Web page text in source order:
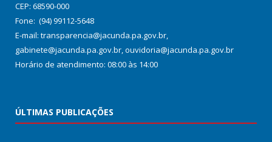
CEP: 68590-000
Fone: (94) 99112-5648
E-mail: transparencia@jacunda.pa.gov.br,
gabinete@jacunda.pa.gov.br, ouvidoria@jacunda.pa.gov.br
Horário de atendimento: 08:00 às 14:00
ÚLTIMAS PUBLICAÇÕES